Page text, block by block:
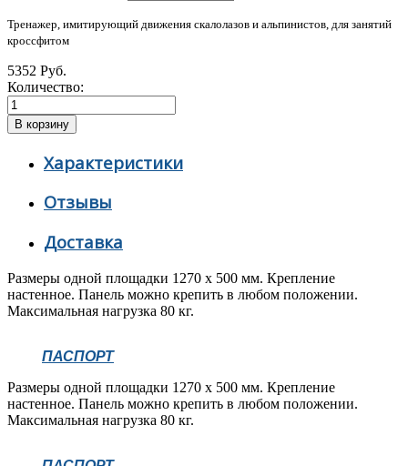
Тренажер, имитирующий движения скалолазов и альпинистов, для занятий
кроссфитом
5352 Руб.
Количество:
Характеристики
Отзывы
Доставка
Размеры одной площадки 1270 х 500 мм. Крепление
настенное. Панель можно крепить в любом положении.
Максимальная нагрузка 80 кг.
ПАСПОРТ
Размеры одной площадки 1270 х 500 мм. Крепление
настенное. Панель можно крепить в любом положении.
Максимальная нагрузка 80 кг.